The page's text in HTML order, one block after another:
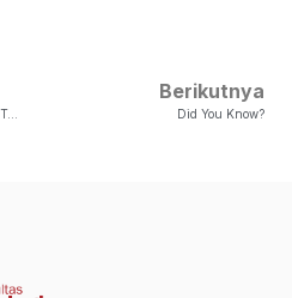
Visitasi PPL Akhir 2024 Pdt. Imanuel Teguh Harisantoso, M.Si
Berikutnya
Did You Know?